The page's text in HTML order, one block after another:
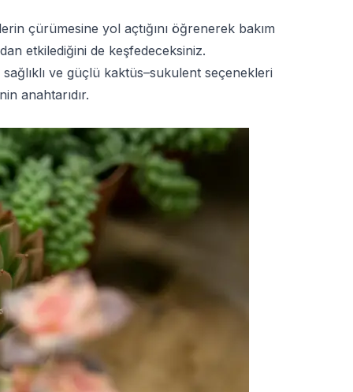
çürümesine yol açtığını öğrenerek bakım
etkilediğini de keşfedeceksiniz.
ve güçlü kaktüs–sukulent seçenekleri
anahtarıdır.